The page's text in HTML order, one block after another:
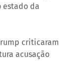
estado da
criticaram
acusação